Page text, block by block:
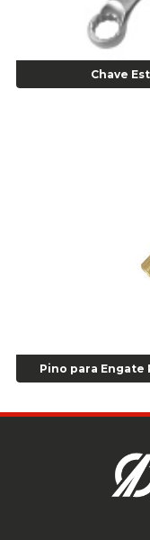
Alicate Universal - Cod
Alicate Universal 8"
Anel Centralizador Fiat
Anel Centralizador
Anel Centralizador
Anel Centralizador
Anel Centralizador VW
Anel de vedação
Anel de vedação
Anel para Montagem
Anel para Vedação OR
Anel para Vedação OR
Anel para Vedação OR
Anel para Vedação OR
Anel para Vedação OR
Chave
Pino para Engate